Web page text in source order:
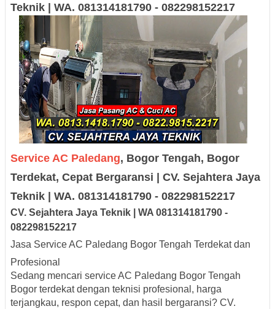
Teknik | WA. 081314181790 - 082298152217
Service AC Paledang, Bogor Tengah, Bogor
Terdekat, Cepat Bergaransi | CV. Sejahtera Jaya
Teknik | WA. 081314181790 - 082298152217
CV. Sejahtera Jaya Teknik | WA 081314181790 -
082298152217
Jasa Service AC Paledang Bogor Tengah Terdekat dan
Profesional
Sedang mencari service AC Paledang Bogor Tengah
Bogor terdekatdengan teknisi profesional, harga
terjangkau, respon cepat, dan hasil bergaransi? CV.